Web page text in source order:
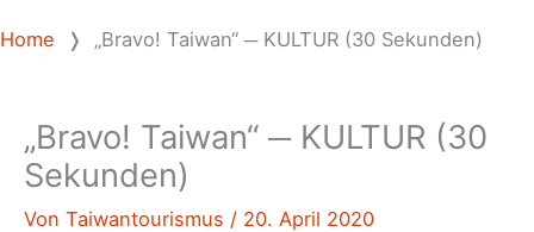
Home ❭ „Bravo! Taiwan“ ─ KULTUR (30 Sekunden)
„Bravo! Taiwan“ ─ KULTUR (30
Sekunden)
Von Taiwantourismus / 20. April 2020